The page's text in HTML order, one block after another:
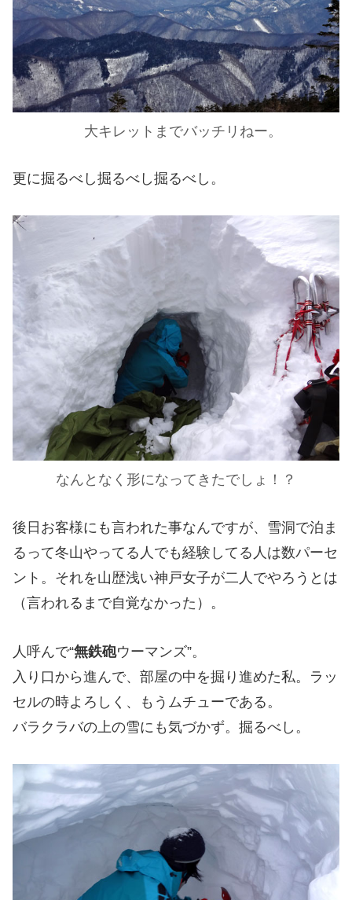
大キレットまでバッチリねー。
更に掘るべし掘るべし掘るべし。
なんとなく形になってきたでしょ！？
後日お客様にも言われた事なんですが、雪洞で泊ま
るって冬山やってる人でも経験してる人は数パーセ
ント。それを山歴浅い神戸女子が二人でやろうとは
（言われるまで自覚なかった）。
人呼んで“無鉄砲ウーマンズ”。
入り口から進んで、部屋の中を掘り進めた私。ラッ
セルの時よろしく、もうムチューである。
バラクラバの上の雪にも気づかず。掘るべし。